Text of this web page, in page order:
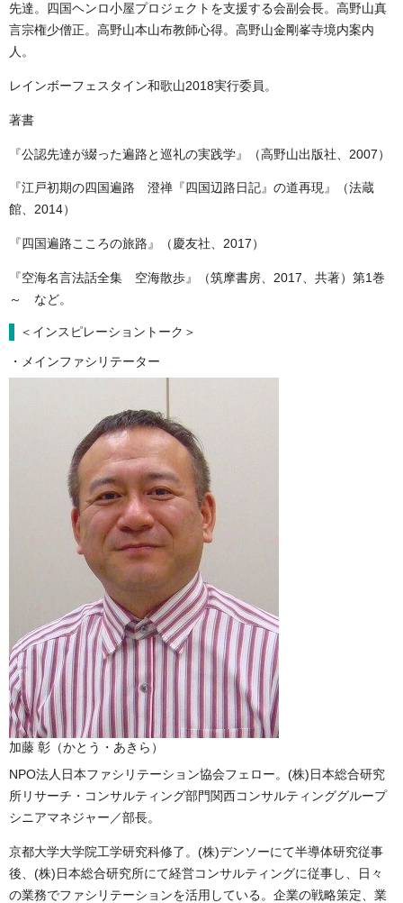
先達。四国ヘンロ小屋プロジェクトを支援する会副会長。高野山真
言宗権少僧正。高野山本山布教師心得。高野山金剛峯寺境内案内
人。
レインボーフェスタイン和歌山2018実行委員。
著書
『公認先達が綴った遍路と巡礼の実践学』（高野山出版社、2007）
『江戸初期の四国遍路 澄禅『四国辺路日記』の道再現』（法蔵
館、2014）
『四国遍路こころの旅路』（慶友社、2017）
『空海名言法話全集 空海散歩』（筑摩書房、2017、共著）第1巻
～ など。
＜インスピレーショントーク＞
・メインファシリテーター
加藤 彰（かとう・あきら）
NPO法⼈⽇本ファシリテーション協会フェロー。(株)⽇本総合研究
所リサーチ・コンサルティング部⾨関⻄コンサルティンググループ
シニアマネジャー／部⻑。
京都⼤学⼤学院⼯学研究科修了。(株)デンソーにて半導体研究従事
後、(株)⽇本総合研究所にて経営コンサルティングに従事し、⽇々
の業務でファシリテーションを活⽤している。企業の戦略策定、業